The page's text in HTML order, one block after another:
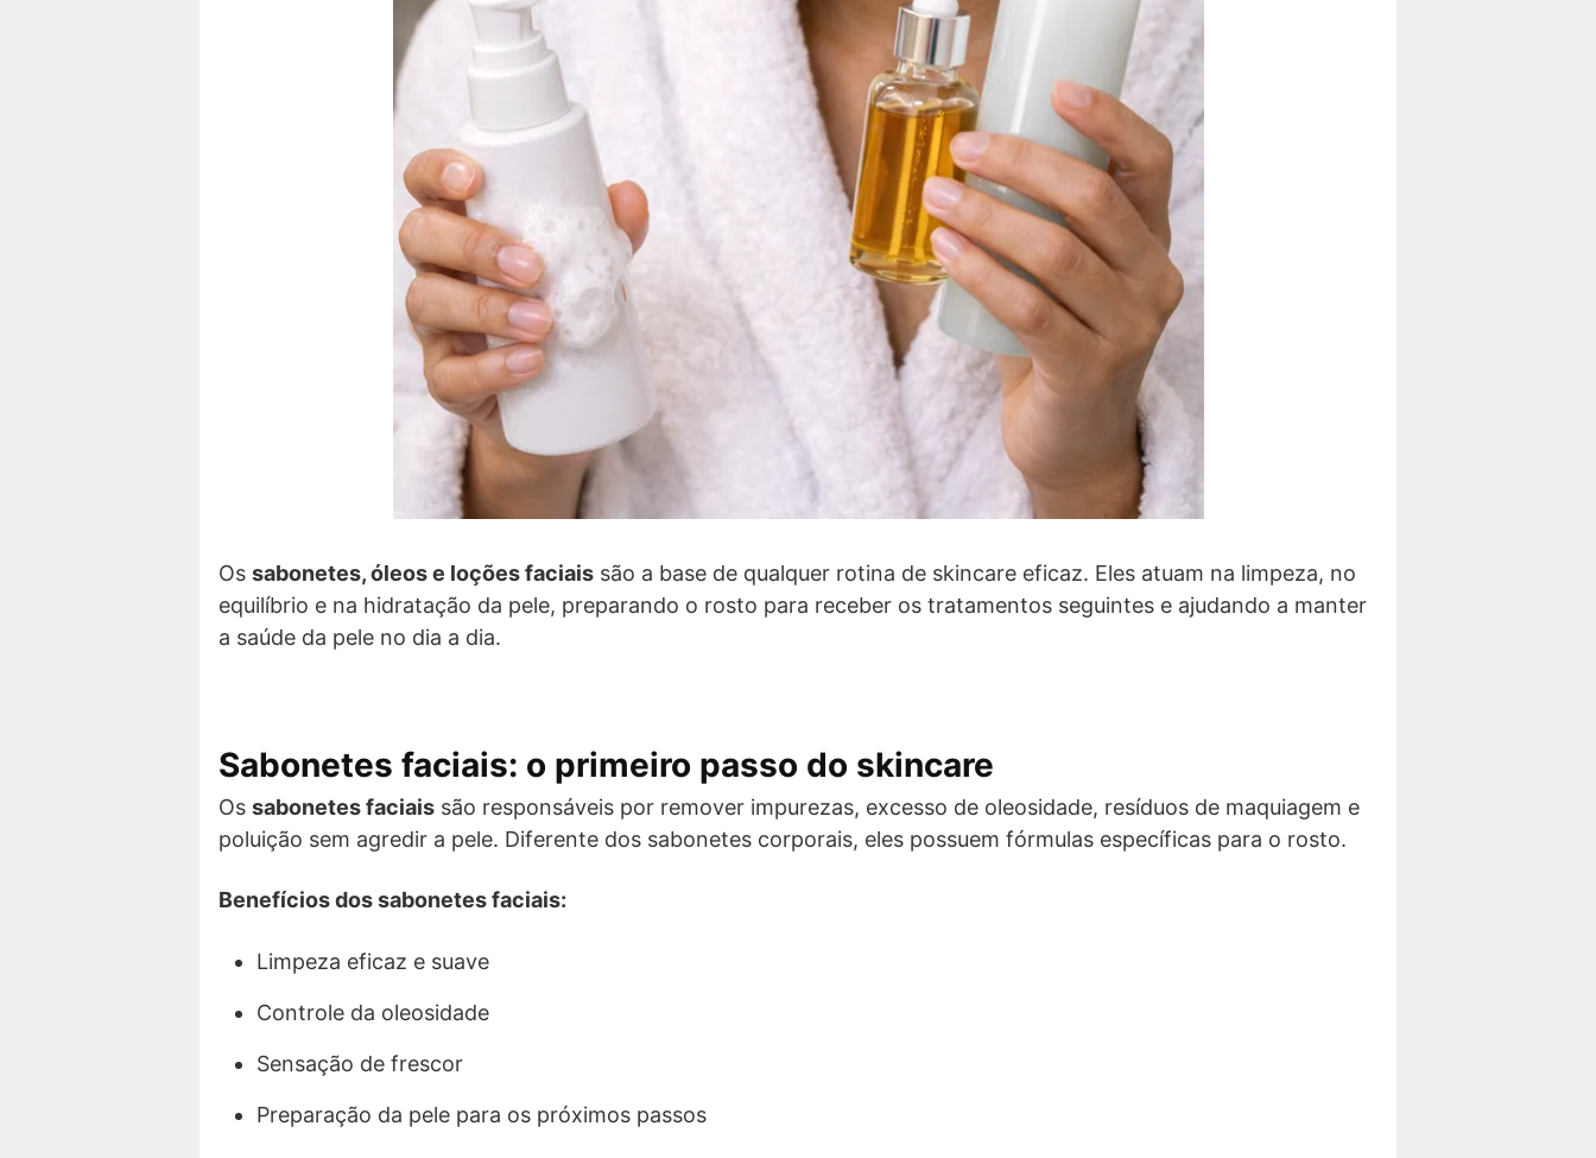
Os sabonetes, óleos e loções faciais são a base de qualquer rotina de skincare eficaz. Eles atuam na limpeza, no
equilíbrio e na hidratação da pele, preparando o rosto para receber os tratamentos seguintes e ajudando a manter
a saúde da pele no dia a dia.
Sabonetes faciais: o primeiro passo do skincare
Os sabonetes faciais são responsáveis por remover impurezas, excesso de oleosidade, resíduos de maquiagem e
poluição sem agredir a pele. Diferente dos sabonetes corporais, eles possuem fórmulas específicas para o rosto.
Benefícios dos sabonetes faciais:
Limpeza eficaz e suave
Controle da oleosidade
Sensação de frescor
Preparação da pele para os próximos passos